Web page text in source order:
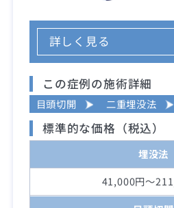
詳しく見る
この症例の施術詳細
目頭切開 二重埋没法
標準的な価格（税込）
埋没法
41,000円～